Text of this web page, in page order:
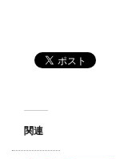
関連